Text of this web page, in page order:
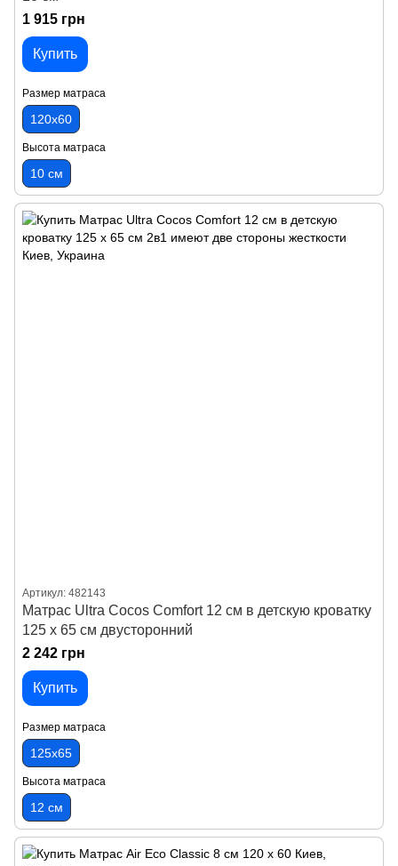
1 915 грн
Купить
Размер матраса
120х60
Высота матраса
10 см
Артикул: 482143
Матрас Ultra Cocos Comfort 12 см в детскую кроватку
125 x 65 см двусторонний
2 242 грн
Купить
Размер матраса
125х65
Высота матраса
12 см